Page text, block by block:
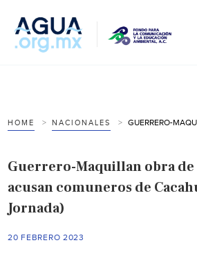
HOME NACIONALES
Guerrero-Maquillan obra de
acusan comuneros de
Jornada)
20 FEBRERO 2023